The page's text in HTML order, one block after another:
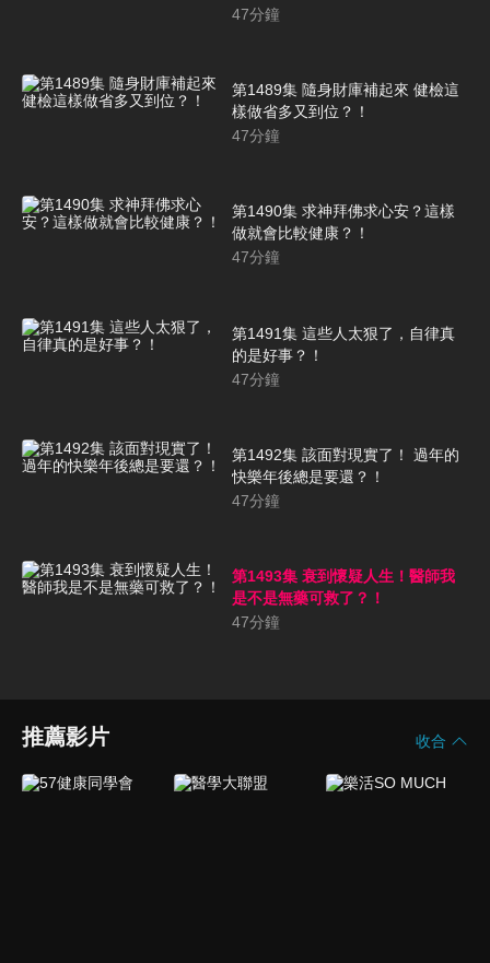
47分鐘
第1489集 隨身財庫補起來 健檢這
樣做省多又到位？！
47分鐘
第1490集 求神拜佛求心安？這樣
做就會比較健康？！
47分鐘
第1491集 這些人太狠了，自律真
的是好事？！
47分鐘
第1492集 該面對現實了！ 過年的
快樂年後總是要還？！
47分鐘
第1493集 衰到懷疑人生！醫師我
是不是無藥可救了？！
47分鐘
推薦影片 收合